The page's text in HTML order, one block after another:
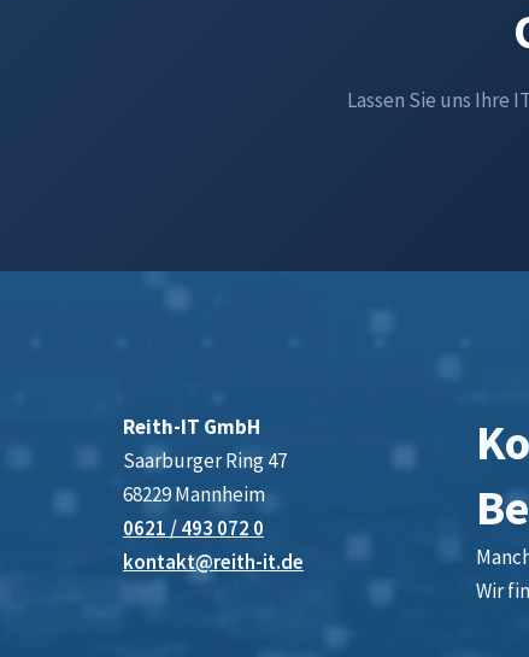
Lassen Sie uns Ihre
Reith-IT GmbH
Saarburger Ring 47
68229 Mannheim
0621 / 493 072 0
kontakt@reith-it.de
Wir